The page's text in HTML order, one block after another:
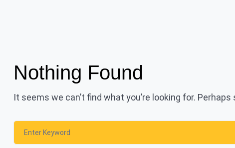
Nothing Found
It seems we can’t find what you’re looking for.